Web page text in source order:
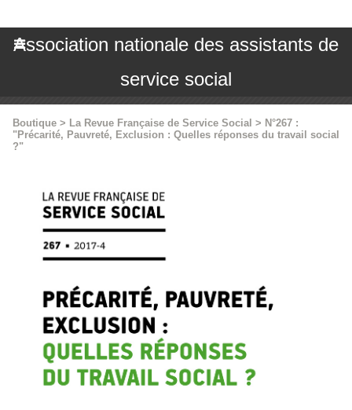
Association nationale des assistants de
service social
Boutique > La Revue Française de Service Social > N°267 :
"Précarité, Pauvreté, Exclusion : Quelles réponses du travail social
?"